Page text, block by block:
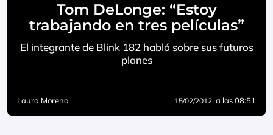
Tom DeLonge: “Estoy
trabajando en tres películas”
El integrante de Blink 182 habló sobre sus futuros
planes
Laura Moreno 15/02/2012, a las 08:51